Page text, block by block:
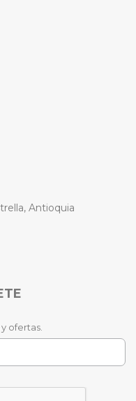
Antioquia
ofertas.